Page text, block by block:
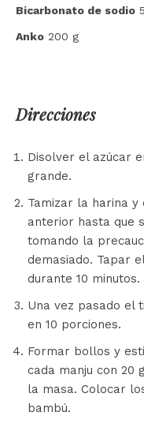
Bicarbonato de sodio
Anko 200 g
Direcciones
Disolver el azúcar
grande.
Tamizar la harina
anterior hasta que
tomando la
demasiado. Tapar
durante 10 minutos.
Una vez pasado el
en 10 porciones.
Formar bollos y
cada manju con 20
la masa. Colocar
bambú.